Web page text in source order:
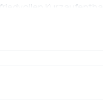
Ihnen einen
und einer